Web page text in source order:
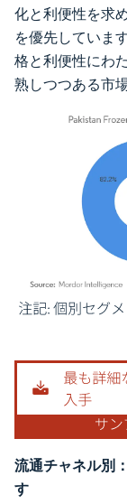
化と利便性を求
を優先していま
格と利便性にわ
熟しつつある市
画像 © Mordor
流通チャネル別
す